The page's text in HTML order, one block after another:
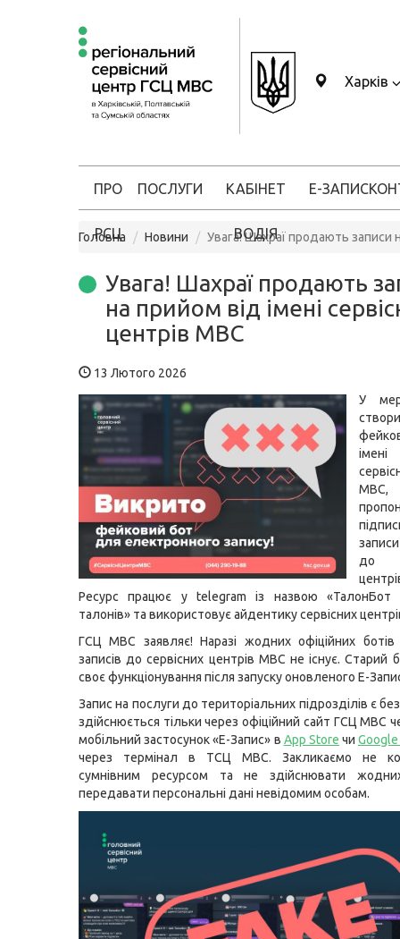
Харків
ПРО
РСЦ
ПОСЛУГИ КАБІНЕТ
ВОДІЯ
Е-ЗАПИС
Головна Новини Увага! Шахраї продають записи
Увага! Шахраї продають
на прийом від імені
центрів МВС
13 Лютого 2026
У
до
Ресурс працює у telegram із назвою
талонів» та використовує айдентику сервісних
ГСЦ МВС заявляє! Наразі жодних офіційних
записів до сервісних центрів МВС не існує. Старий
своє функціонування після запуску оновленого Е-
Запис на послуги до територіальних підрозділів є
здійснюється тільки через офіційний сайт ГСЦ МВС
мобільний застосунок «Е-Запис» в App Store чи
через термінал в ТСЦ МВС. Закликаємо не
сумнівним ресурсом та не здійснювати
передавати персональні дані невідомим особам.